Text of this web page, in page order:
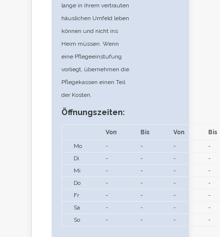
lange in ihrem vertrauten
häuslichen Umfeld leben
können und nicht ins
Heim müssen. Wenn
eine Pflegeeinstufung
vorliegt, übernehmen die
Pflegekassen einen Teil
der Kosten.
Öffnungszeiten:
Von Bis Von
Bis
Mo
- - -
-
Di
- - -
-
Mi
- - -
-
Do
- - -
-
Fr
- - -
-
Sa
- - -
-
So
- - - -